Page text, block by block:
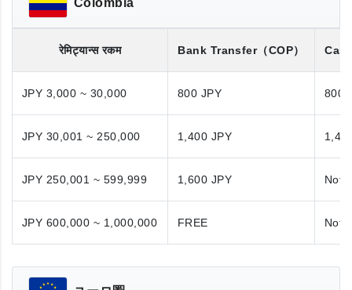
Colombia
रेमिट्यान्स रकम Bank Transfer（COP）
JPY 3,000 ~ 30,000 800 JPY 800
JPY 30,001 ~ 250,000 1,400 JPY
JPY 250,001 ~ 599,999 1,600 JPY Not
JPY 600,000 ~ 1,000,000 FREE Not